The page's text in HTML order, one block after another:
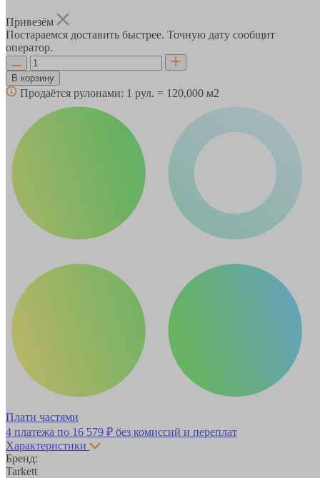
Привезём
Постараемся доставить быстрее. Точную дату сообщит
оператор.
В корзину
Продаётся рулонами: 1 рул. = 120,000 м2
Плати частями
4 платежа по 16 579 ₽ без комиссий и переплат
Характеристики
Бренд:
Tarkett